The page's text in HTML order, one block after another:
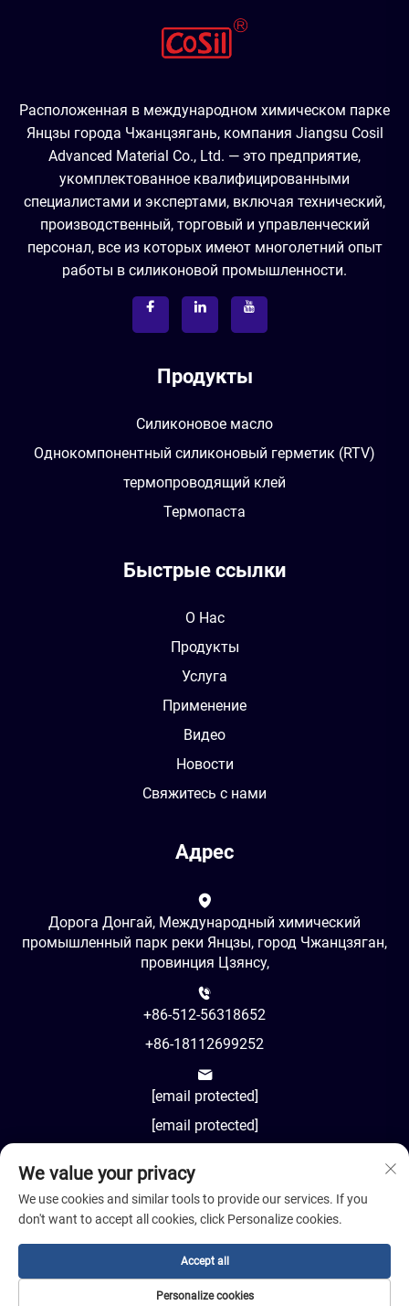
Расположенная в международном химическом парке
Янцзы города Чжанцзягань, компания Jiangsu Cosil
Advanced Material Co., Ltd. — это предприятие,
укомплектованное квалифицированными
специалистами и экспертами, включая технический,
производственный, торговый и управленческий
персонал, все из которых имеют многолетний опыт
работы в силиконовой промышленности.
Продукты
Силиконовое масло
Однокомпонентный силиконовый герметик (RTV)
термопроводящий клей
Термопаста
Быстрые ссылки
О Нас
Продукты
Услуга
Применение
Видео
Новости
Свяжитесь с нами
Адрес
Дорога Донгай, Международный химический
промышленный парк реки Янцзы, город Чжанцзяган,
провинция Цзянсу,
+86-512-56318652
+86-18112699252
[email protected]
[email protected]
AM8:00-PM18:00
Co., Ltd.
We value your privacy
We use cookies and similar tools to provide our services. If you
don't want to accept all cookies, click Personalize cookies.
Personalize cookies
Accept all